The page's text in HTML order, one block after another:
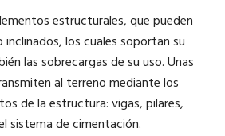
estructurales, que pueden
los cuales soportan su
las sobrecargas de su uso. Unas
al terreno mediante los
de la estructura: vigas, pilares,
sistema de cimentación.